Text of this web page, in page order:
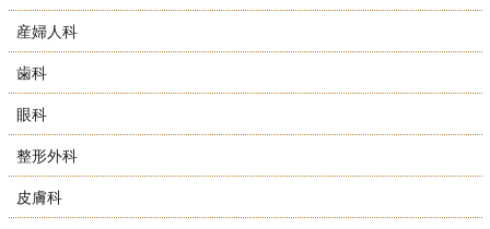
産婦人科
歯科
眼科
整形外科
皮膚科